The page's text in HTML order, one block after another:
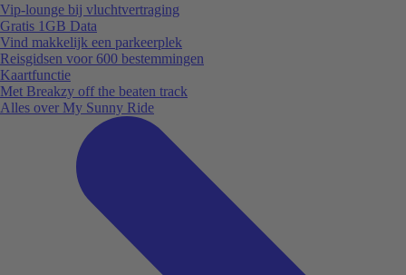
Vip-lounge bij vluchtvertraging
Gratis 1GB Data
Vind makkelijk een parkeerplek
Reisgidsen voor 600 bestemmingen
Kaartfunctie
Met Breakzy off the beaten track
Alles over My Sunny Ride